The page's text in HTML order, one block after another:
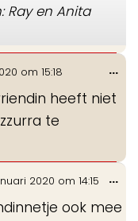
Ray en Anita
om 15:18
heeft niet
te
...
2020 om 14:15
ook mee
...